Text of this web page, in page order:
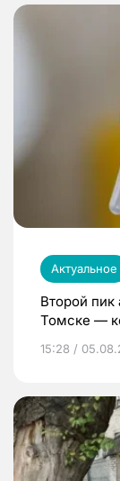
Актуальное
Второй пик
Томске —
15:28 /